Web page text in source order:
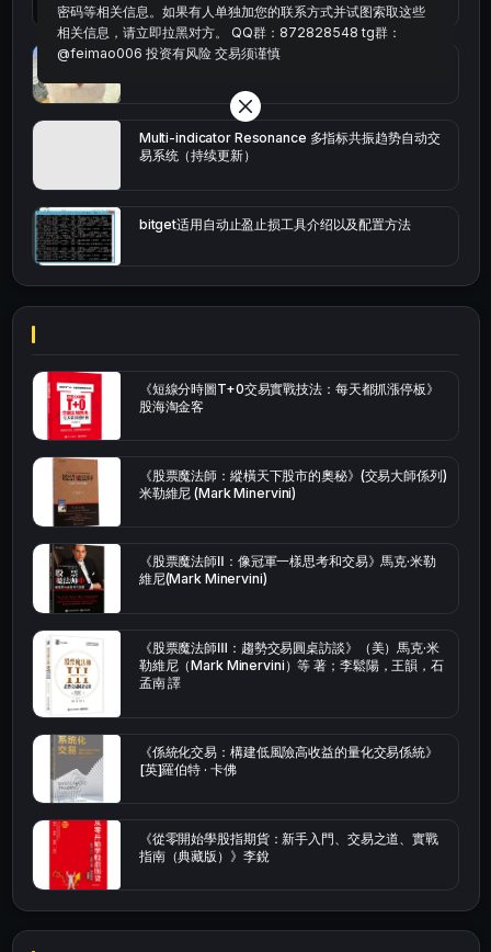
bybit安卓端
Multi-indicator Resonance 多指标共振趋势自动交
易系统（持续更新）
bitget适用自动止盈止损工具介绍以及配置方法
《短線分時圖T+0交易實戰技法：每天都抓漲停板》
股海淘金客
《股票魔法師：縱橫天下股市的奧秘》(交易大師係列)
米勒維尼 (Mark Minervini)
《股票魔法師Ⅱ：像冠軍一樣思考和交易》馬克·米勒
維尼(Mark Minervini)
《股票魔法師Ⅲ：趨勢交易圓桌訪談》（美）馬克·米
勒維尼（Mark Minervini）等 著；李鬆陽，王韻，石
孟南 譯
《係統化交易：構建低風險高收益的量化交易係統》
[英]羅伯特 · 卡佛
《從零開始學股指期貨：新手入門、交易之道、實戰
指南（典藏版）》李銳
密码等相关信息。如果有人单独加您的联系方式并试图索取这些
相关信息，请立即拉黑对方。 QQ群：872828548 tg群：
@feimao006 投资有风险 交易须谨慎